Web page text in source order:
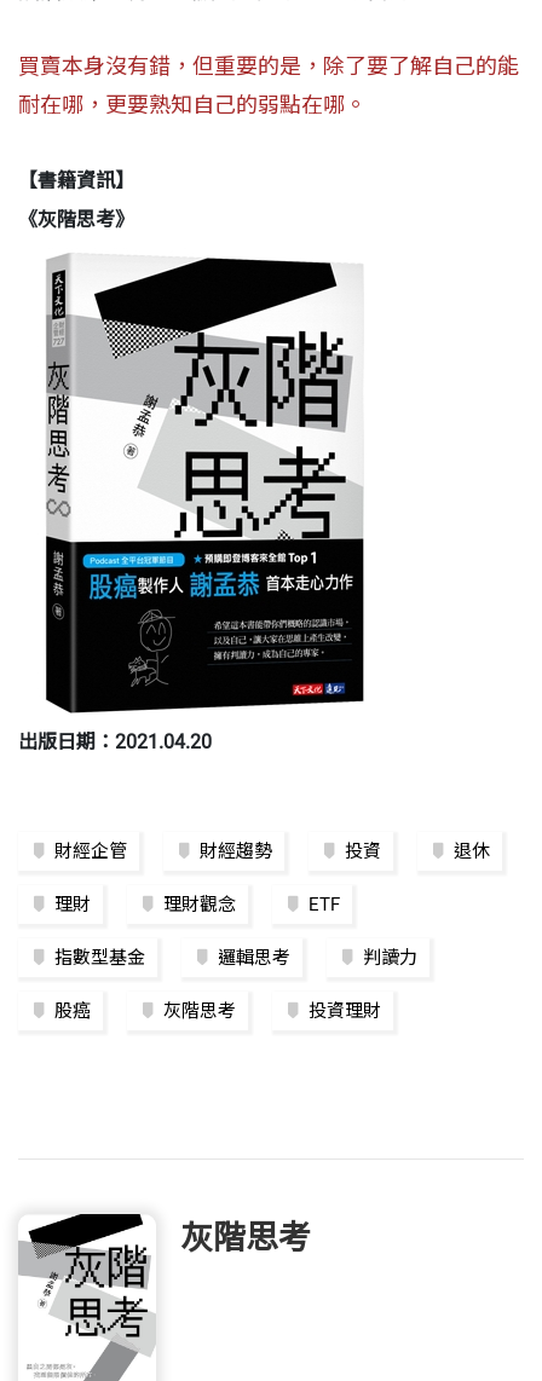
買賣本身沒有錯，但重要的是，除了要了解自己的能
耐在哪，更要熟知自己的弱點在哪。
【書籍資訊】
《灰階思考》
出版日期：2021.04.20
財經企管 財經趨勢 投資 退休
理財 理財觀念 ETF
指數型基金 邏輯思考 判讀力
股癌 灰階思考 投資理財
灰階思考